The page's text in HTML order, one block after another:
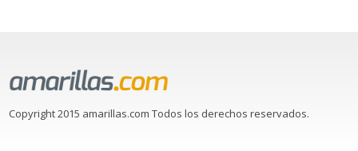
Copyright 2015 amarillas.com Todos los derechos reservados.